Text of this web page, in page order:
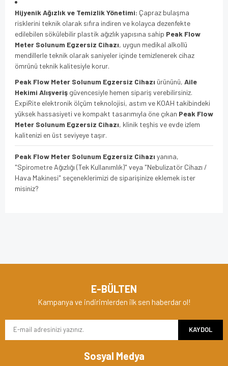
Hijyenik Ağızlık ve Temizlik Yönetimi: Çapraz bulaşma
risklerini teknik olarak sıfıra indiren ve kolayca dezenfekte
edilebilen sökülebilir plastik ağızlık yapısına sahip Peak Flow
Meter Solunum Egzersiz Cihazı, uygun medikal alkollü
mendillerle teknik olarak saniyeler içinde temizlenerek cihaz
ömrünü teknik kalitesiyle korur.
Peak Flow Meter Solunum Egzersiz Cihazı ürününü, Aile
Hekimi Alışveriş güvencesiyle hemen sipariş verebilirsiniz.
ExpiRite elektronik ölçüm teknolojisi, astım ve KOAH takibindeki
yüksek hassasiyeti ve kompakt tasarımıyla öne çıkan Peak Flow
Meter Solunum Egzersiz Cihazı, klinik teşhis ve evde izlem
kalitenizi en üst seviyeye taşır.
Peak Flow Meter Solunum Egzersiz Cihazı yanına,
"Spirometre Ağızlığı (Tek Kullanımlık)" veya "Nebulizatör Cihazı /
Hava Makinesi" seçeneklerimizi de siparişinize eklemek ister
misiniz?
Ürün resmi kalitesiz, bozuk veya görüntülenemiyor.
Ürün açıklamasında eksik bilgiler bulunuyor.
Ürün fiyatı diğer sitelerden daha pahalı.
E-BÜLTEN
Kampanya ve indirimlerden ilk sen haberdar ol!
KAYDOL
Sosyal Medya